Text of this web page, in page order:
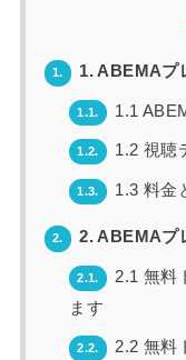
1. 1. ABEMAプ
1.1. 1.1
1.2. 1.2 視聴
1.3. 1.3 料金
2. 2. ABEMAプ
2.1.
2.1 無料
ます
2.2.
2.2 無料